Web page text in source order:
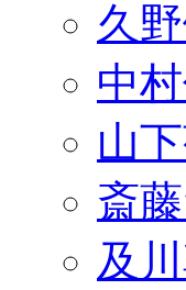
久
中
山
斎
及